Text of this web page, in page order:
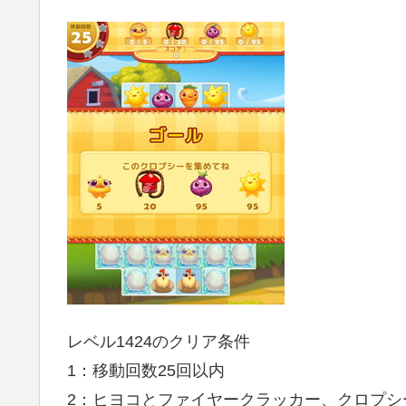
レベル1424のクリア条件
1：移動回数25回以内
2：ヒヨコとファイヤークラッカー、クロプシ